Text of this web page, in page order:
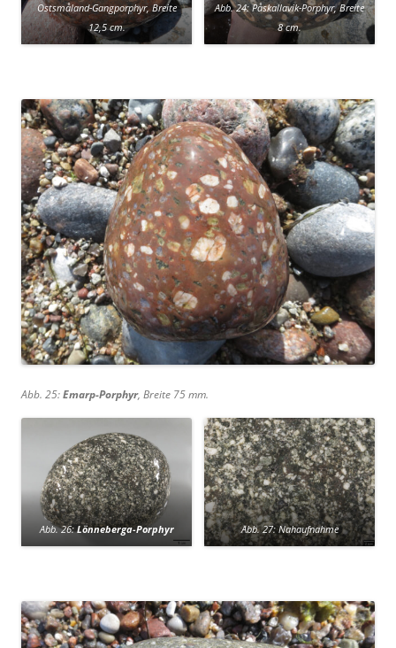
Ostsmåland-Gangporphyr, Breite
12,5 cm.
Abb. 24: Påskallavik-Porphyr, Breite
8 cm.
Abb. 25:Emarp-Porphyr, Breite 75 mm.
Abb. 26:Lönneberga-Porphyr Abb. 27: Nahaufnahme